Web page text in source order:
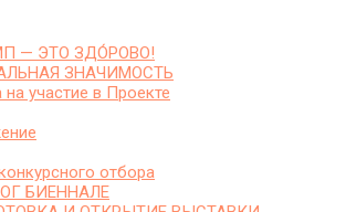
— ЭТО ЗДО́РОВО!
ЗНАЧИМОСТЬ
на участие в Проекте
отбора
БИЕННАЛЕ